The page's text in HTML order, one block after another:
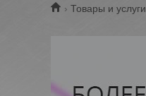
Товары и услуги